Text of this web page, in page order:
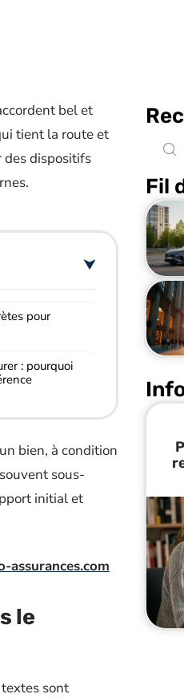
bel et
tient la route et
des dispositifs
pour
: pourquoi
bien, à condition
sous-
initial et
le
sont
Fil